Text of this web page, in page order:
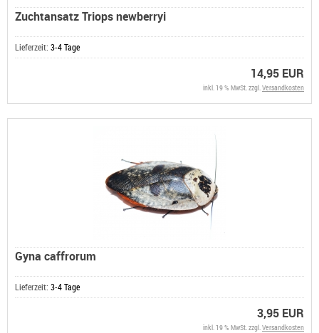
Zuchtansatz Triops newberryi
Lieferzeit: 3-4 Tage
14,95 EUR
inkl. 19 % MwSt. zzgl.Versandkosten
Gyna caffrorum
Lieferzeit: 3-4 Tage
3,95 EUR
inkl. 19 % MwSt. zzgl.Versandkosten